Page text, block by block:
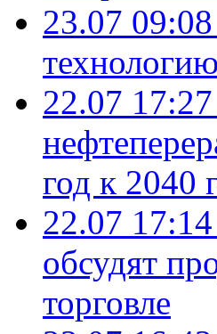
23.07 09:08
22.07 17:27
год к 2040
22.07 17:14
обсудят
торговле